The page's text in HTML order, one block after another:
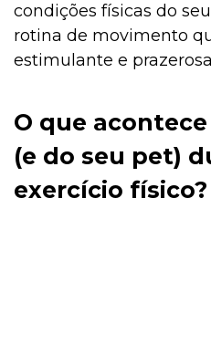
condições físicas do
rotina de movimento
estimulante e
O que
(e do seu pet)
exercício físico?